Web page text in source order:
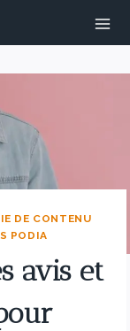
DE CONTENU
PODIA
avis et